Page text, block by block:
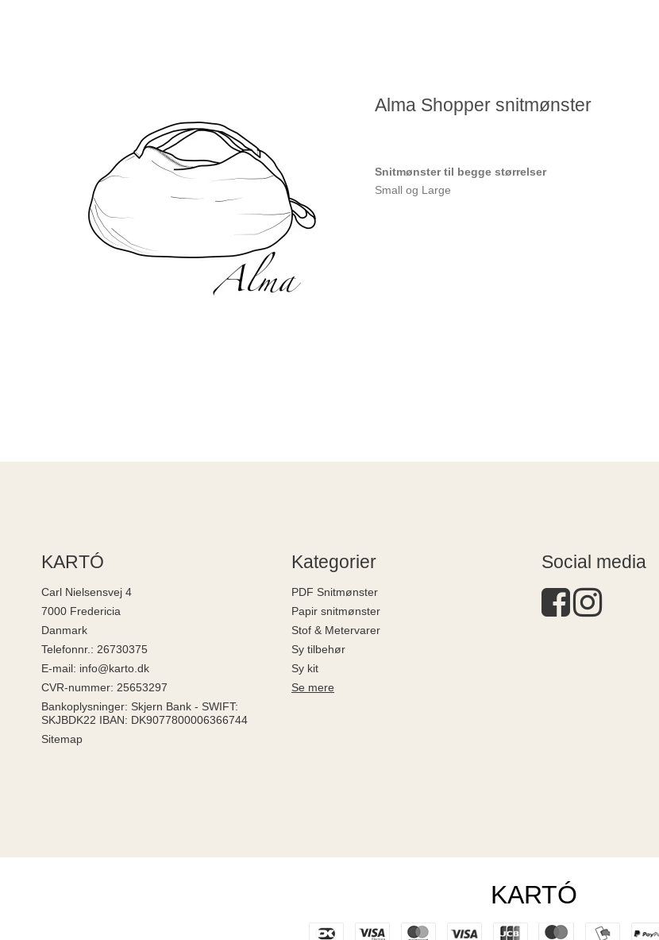
Alma Shopper snitmønster
Snitmønster til begge størrelser
Small og Large
KARTÓ
Carl Nielsensvej 4
7000 Fredericia
Danmark
Telefonnr. : 26730375
E-mail: info@karto.dk
CVR-nummer: 25653297
Bankoplysninger: Skjern Bank - SWIFT:
SKJBDK22 IBAN: DK9077800006366744
Sitemap
Kategorier
PDF Snitmønster
Papir snitmønster
Stof & Metervarer
Sy tilbehør
Sy kit
Se mere
Social media
KARTÓ